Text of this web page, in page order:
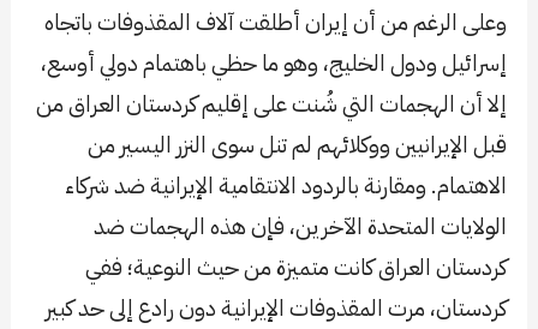
وعلى الرغم من أن إيران أطلقت آلاف المقذوفات باتجاه
إسرائيل ودول الخليج، وهو ما حظي باهتمام دولي أوسع،
إلا أن الهجمات التي شُنت على إقليم كردستان العراق من
قبل الإيرانيين ووكلائهم لم تنل سوى النزر اليسير من
الاهتمام. ومقارنة بالردود الانتقامية الإيرانية ضد شركاء
الولايات المتحدة الآخرين، فإن هذه الهجمات ضد
كردستان العراق كانت متميزة من حيث النوعية؛ ففي
كردستان، مرت المقذوفات الإيرانية دون رادع إلى حد كبير